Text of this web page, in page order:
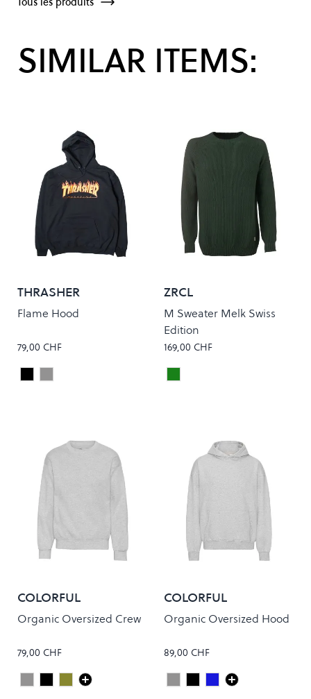
SIMILAR ITEMS:
THRASHER
Flame Hood
79,00 CHF
Colour
BlackGrey
ZRCL
M Sweater Melk Swiss
Edition
169,00 CHF
Colour
Dark Green
COLORFUL
STANDARD
Organic Oversized Crew
79,00 CHF
Colour
Heather Grey
Deep Black
Dusty Olive
COLORFUL
STANDARD
Organic Oversized Hood
89,00 CHF
Colour
Heather Grey
Deep Black
Navy Blue